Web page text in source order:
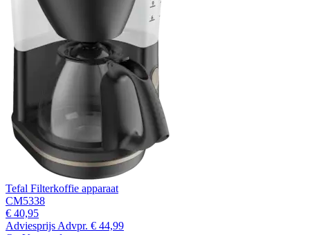
Tefal Filterkoffie apparaat
CM5338
€ 40,95
Adviesprijs Advpr. € 44,99